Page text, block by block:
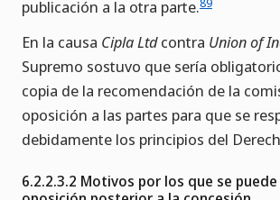
publicación a la otra parte.
En la causa Cipla Ltdcontra Union of
Supremo sostuvo que sería
copia de la recomendación de la
oposición a las partes para que se
debidamente los principios del
6.2.2.3.2 Motivos por los que se